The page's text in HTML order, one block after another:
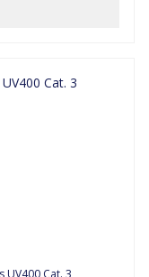
UV400 Cat. 3